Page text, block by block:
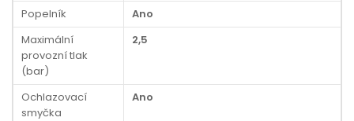
Popelník
Ano
Maximální
provozní tlak
(bar)
2,5
Ochlazovací
smyčka
Ano